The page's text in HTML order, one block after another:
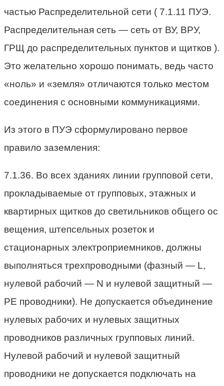
частью Распределительной сети ( 7.1.11 ПУЭ.
Распределительная сеть — сеть от ВУ, ВРУ,
ГРЩ до распределительных пунктов и щитков ).
Это желательно хорошо понимать, ведь часто
«ноль» и «земля» отличаются только местом
соединения с основными коммуникациями.
Из этого в ПУЭ сформулировано первое
правило заземления:
7.1.36. Во всех зданиях линии групповой сети,
прокладываемые от групповых, этажных и
квартирных щитков до светильников общего ос
вещения, штепсельных розеток и
стационарных электроприемников, должны
выполняться трехпроводными (фазный — L,
нулевой рабочий — N и нулевой защитный —
РЕ проводники). Не допускается объединение
нулевых рабочих и нулевых защитных
проводников различных групповых линий.
Нулевой рабочий и нулевой защитный
проводники не допускается подключать на